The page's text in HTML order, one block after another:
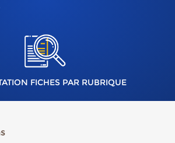
FICHES PAR RUBRIQUE